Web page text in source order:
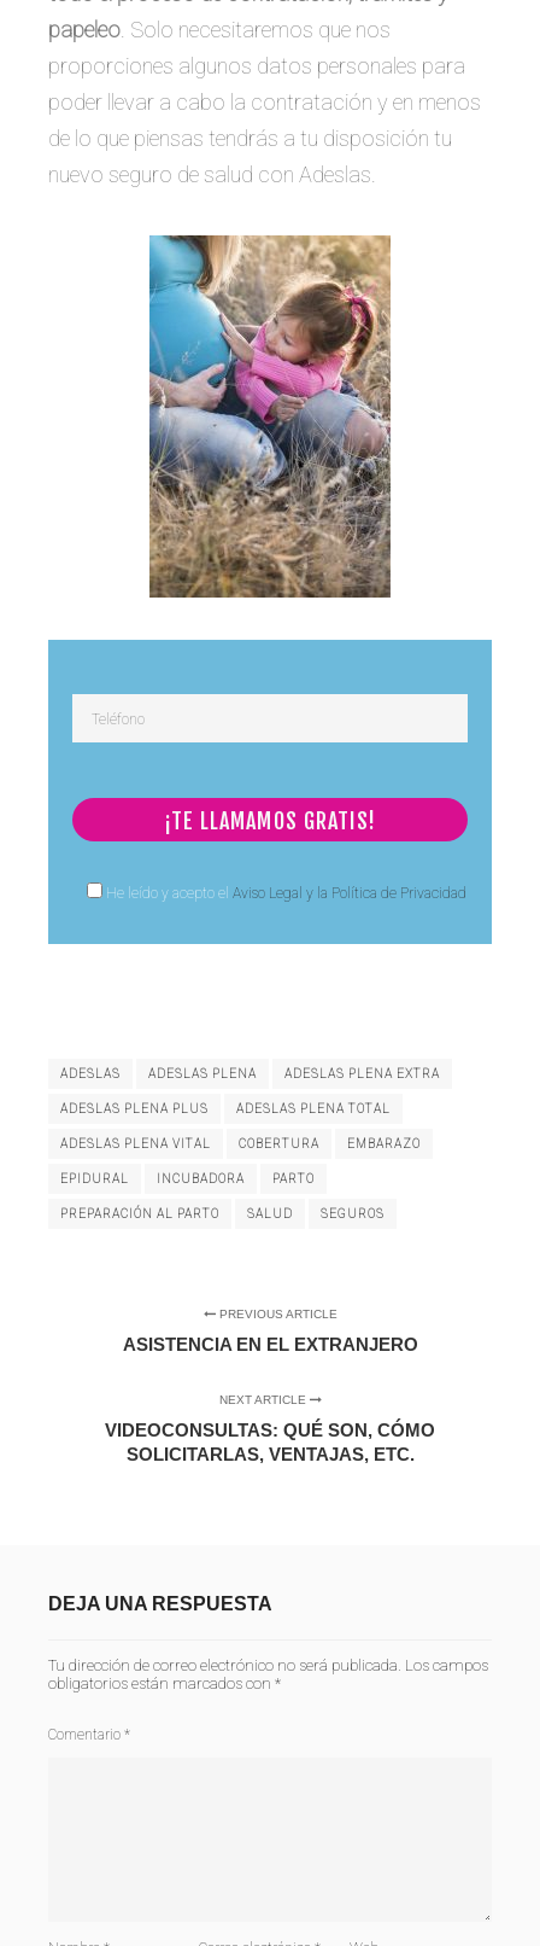
papeleo. Solo necesitaremos que nos
proporciones algunos datos personales para
poder llevar a cabo la contratación y en menos
de lo que piensas tendrás a tu disposición tu
nuevo seguro de salud con Adeslas.
He leído y acepto el Aviso Legal y la Política de Privacidad
ADESLAS ADESLAS PLENA ADESLAS PLENA EXTRA
ADESLAS PLENA PLUS ADESLAS PLENA TOTAL
ADESLAS PLENA VITAL COBERTURA EMBARAZO
EPIDURAL INCUBADORA PARTO
PREPARACIÓN AL PARTO SALUD SEGUROS
PREVIOUS ARTICLE
ASISTENCIA EN EL EXTRANJERO
NEXT ARTICLE
VIDEOCONSULTAS: QUÉ SON, CÓMO
SOLICITARLAS, VENTAJAS, ETC.
DEJA UNA RESPUESTA
Tu dirección de correo electrónico no será publicada. Los campos
obligatorios están marcados con *
Comentario *